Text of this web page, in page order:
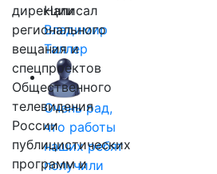
Написал
Владимир
Таллер
Очень рад,
что работы
наших ребят
получили
дирекции
регионального
вещания и
спецпроектов
Общественного
телевидения
России
публицистических
программ и